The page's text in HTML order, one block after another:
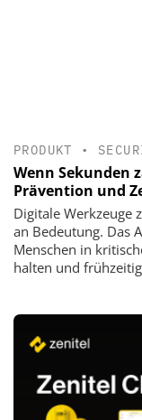
PRODUKT •
Wenn Sekunden
Prävention und
Digitale Werkzeuge
an Bedeutung. Das
Menschen in
halten und